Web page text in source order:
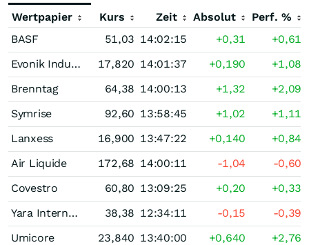
Wertpapier
Kurs Zeit Absolut
Perf. %
BASF
51,03 14:02:15 +0,31
+0,61
Evonik Industries
17,820 14:01:37 +0,190
+1,08
Brenntag
64,38 14:00:13 +1,32
+2,09
Symrise
92,60 13:58:45 +1,02
+1,11
Lanxess
16,900 13:47:22 +0,140
+0,84
Air Liquide
172,68 14:00:11 -1,04
-0,60
Covestro
60,80 13:09:25 +0,20
+0,33
Yara International
38,38 12:34:11 -0,15
-0,39
Umicore
23,840 13:40:00 +0,640
+2,76